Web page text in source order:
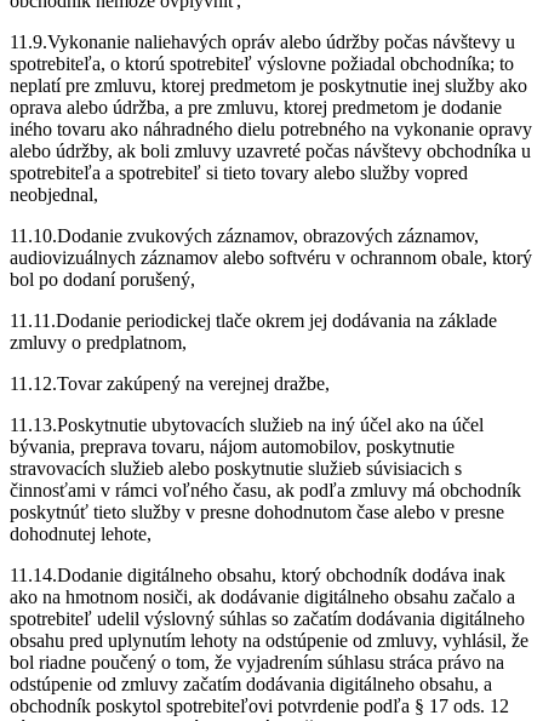
11.9.Vykonanie naliehavých opráv alebo údržby počas návštevy u
spotrebiteľa, o ktorú spotrebiteľ výslovne požiadal obchodníka; to
neplatí pre zmluvu, ktorej predmetom je poskytnutie inej služby ako
oprava alebo údržba, a pre zmluvu, ktorej predmetom je dodanie
iného tovaru ako náhradného dielu potrebného na vykonanie opravy
alebo údržby, ak boli zmluvy uzavreté počas návštevy obchodníka u
spotrebiteľa a spotrebiteľ si tieto tovary alebo služby vopred
neobjednal,
11.10.Dodanie zvukových záznamov, obrazových záznamov,
audiovizuálnych záznamov alebo softvéru v ochrannom obale, ktorý
bol po dodaní porušený,
11.11.Dodanie periodickej tlače okrem jej dodávania na základe
zmluvy o predplatnom,
11.12.Tovar zakúpený na verejnej dražbe,
11.13.Poskytnutie ubytovacích služieb na iný účel ako na účel
bývania, preprava tovaru, nájom automobilov, poskytnutie
stravovacích služieb alebo poskytnutie služieb súvisiacich s
činnosťami v rámci voľného času, ak podľa zmluvy má obchodník
poskytnúť tieto služby v presne dohodnutom čase alebo v presne
dohodnutej lehote,
11.14.Dodanie digitálneho obsahu, ktorý obchodník dodáva inak
ako na hmotnom nosiči, ak dodávanie digitálneho obsahu začalo a
spotrebiteľ udelil výslovný súhlas so začatím dodávania digitálneho
obsahu pred uplynutím lehoty na odstúpenie od zmluvy, vyhlásil, že
bol riadne poučený o tom, že vyjadrením súhlasu stráca právo na
odstúpenie od zmluvy začatím dodávania digitálneho obsahu, a
obchodník poskytol spotrebiteľovi potvrdenie podľa § 17 ods. 12